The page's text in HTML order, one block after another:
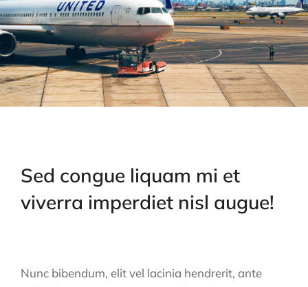
Sed congue liquam mi et
viverra imperdiet nisl augue!
Nunc bibendum, elit vel lacinia hendrerit, ante